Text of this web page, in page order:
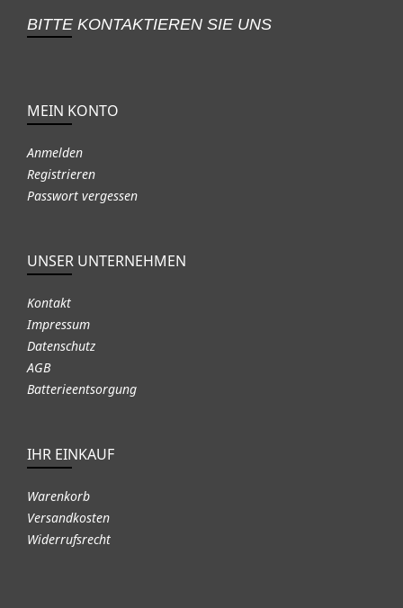
BITTE KONTAKTIEREN SIE UNS
MEIN KONTO
Anmelden
Registrieren
Passwort vergessen
UNSER UNTERNEHMEN
Kontakt
Impressum
Datenschutz
AGB
Batterieentsorgung
IHR EINKAUF
Warenkorb
Versandkosten
Widerrufsrecht